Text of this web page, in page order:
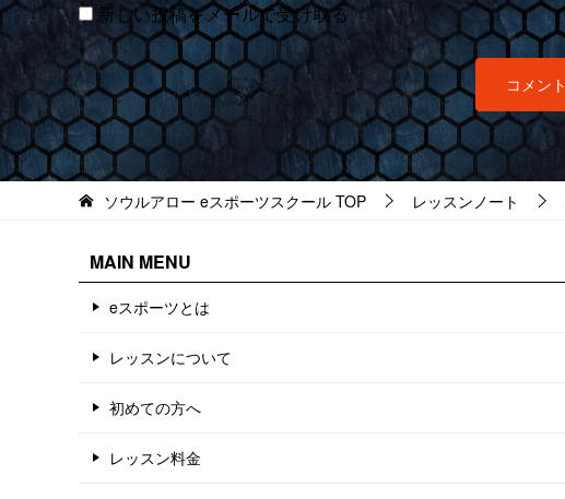
新しい投稿をメールで受け取る
ソウルアロー eスポーツスクール TOP レッスンノート
MAIN MENU
eスポーツとは
レッスンについて
初めての方へ
レッスン料金